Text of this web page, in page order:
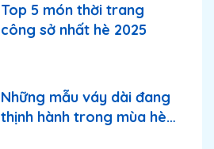
Top 5 món thời trang
công sở nhất hè 2025
Những mẫu váy dài đang
thịnh hành trong mùa hè